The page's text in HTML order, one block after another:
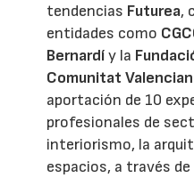
tendencias Futurea,
entidades como
Bernardíy la
Comunitat
aportación de 10
profesionales de
interiorismo, la
espacios, a través